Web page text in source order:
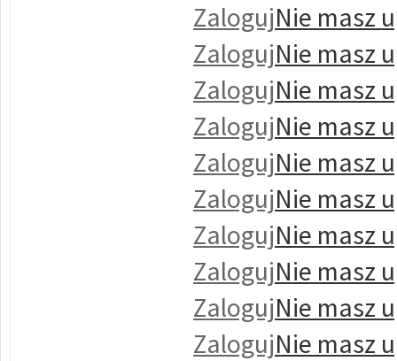
ZalogujNie masz
ZalogujNie masz
ZalogujNie masz
ZalogujNie masz
ZalogujNie masz
ZalogujNie masz
ZalogujNie masz
ZalogujNie masz
ZalogujNie masz
ZalogujNie masz